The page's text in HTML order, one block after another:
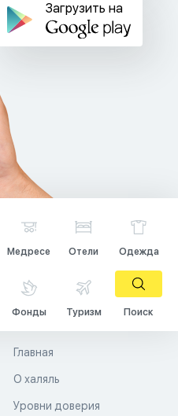
Загрузить на
Медресе Отели Одежда
Фонды Туризм Поиск
Главная
О халяль
Уровни доверия